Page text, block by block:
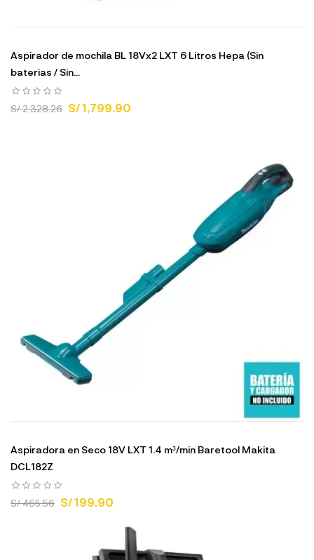
Aspirador de mochila BL 18Vx2 LXT 6 Litros Hepa (Sin
baterias / Sin...
S/ 2,328.26 S/ 1,799.90
Aspiradora en Seco 18V LXT 1.4 m³/min Baretool Makita
DCL182Z
S/ 465.56 S/ 199.90